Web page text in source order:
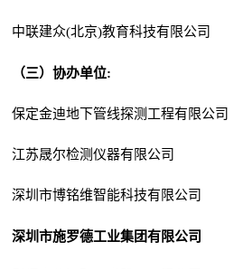
中联建众(北京)教育科技有限公司
（三）协办单位:
保定金迪地下管线探测工程有限公司
江苏晟尔检测仪器有限公司
深圳市博铭维智能科技有限公司
深圳市施罗德工业集团有限公司